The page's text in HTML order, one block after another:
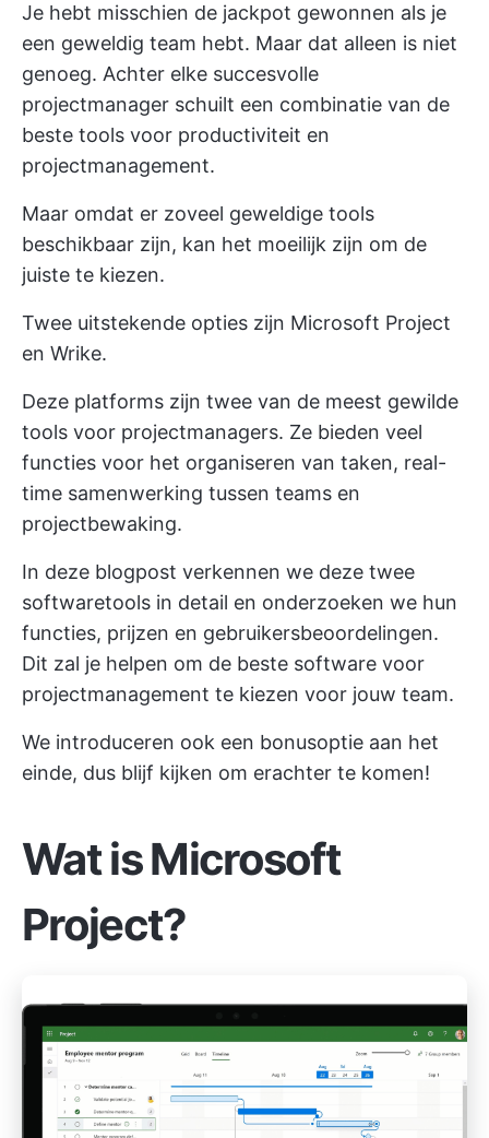
Je hebt misschien de jackpot gewonnen als je
een geweldig team hebt. Maar dat alleen is niet
genoeg. Achter elke succesvolle
projectmanager schuilt een combinatie van de
beste tools voor productiviteit en
projectmanagement.
Maar omdat er zoveel geweldige tools
beschikbaar zijn, kan het moeilijk zijn om de
juiste te kiezen.
Twee uitstekende opties zijn Microsoft Project
en Wrike.
Deze platforms zijn twee van de meest gewilde
tools voor projectmanagers. Ze bieden veel
functies voor het organiseren van taken, real-
time samenwerking tussen teams en
projectbewaking.
In deze blogpost verkennen we deze twee
softwaretools in detail en onderzoeken we hun
functies, prijzen en gebruikersbeoordelingen.
Dit zal je helpen om de beste software voor
projectmanagement te kiezen voor jouw team.
We introduceren ook een bonusoptie aan het
einde, dus blijf kijken om erachter te komen!
Wat is Microsoft
Project?